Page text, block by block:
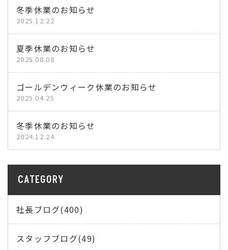
冬季休業のお知らせ
2025.12.22
夏季休業のお知らせ
2025.08.08
ゴールデンウィーク休業のお知らせ
2025.04.25
冬季休業のお知らせ
2024.12.24
CATEGORY
社長ブログ(400)
スタッフブログ(49)